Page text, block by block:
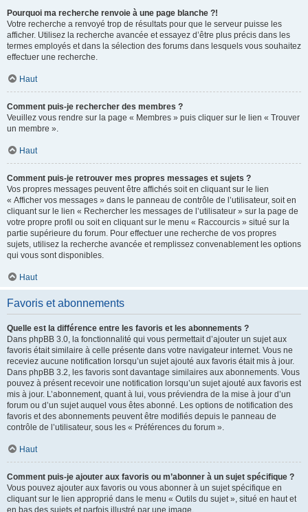
Pourquoi ma recherche renvoie à une page blanche ?!
Votre recherche a renvoyé trop de résultats pour que le serveur puisse les
afficher. Utilisez la recherche avancée et essayez d’être plus précis dans les
termes employés et dans la sélection des forums dans lesquels vous souhaitez
effectuer une recherche.
Haut
Comment puis-je rechercher des membres ?
Veuillez vous rendre sur la page « Membres » puis cliquer sur le lien « Trouver
un membre ».
Haut
Comment puis-je retrouver mes propres messages et sujets ?
Vos propres messages peuvent être affichés soit en cliquant sur le lien
« Afficher vos messages » dans le panneau de contrôle de l’utilisateur, soit en
cliquant sur le lien « Rechercher les messages de l’utilisateur » sur la page de
votre propre profil ou soit en cliquant sur le menu « Raccourcis » situé sur la
partie supérieure du forum. Pour effectuer une recherche de vos propres
sujets, utilisez la recherche avancée et remplissez convenablement les options
qui vous sont disponibles.
Haut
Favoris et abonnements
Quelle est la différence entre les favoris et les abonnements ?
Dans phpBB 3.0, la fonctionnalité qui vous permettait d’ajouter un sujet aux
favoris était similaire à celle présente dans votre navigateur internet. Vous ne
receviez aucune notification lorsqu’un sujet ajouté aux favoris était mis à jour.
Dans phpBB 3.2, les favoris sont davantage similaires aux abonnements. Vous
pouvez à présent recevoir une notification lorsqu’un sujet ajouté aux favoris est
mis à jour. L’abonnement, quant à lui, vous préviendra de la mise à jour d’un
forum ou d’un sujet auquel vous êtes abonné. Les options de notification des
favoris et des abonnements peuvent être modifiés depuis le panneau de
contrôle de l’utilisateur, sous les « Préférences du forum ».
Haut
Comment puis-je ajouter aux favoris ou m’abonner à un sujet spécifique ?
Vous pouvez ajouter aux favoris ou vous abonner à un sujet spécifique en
cliquant sur le lien approprié dans le menu « Outils du sujet », situé en haut et
en bas des sujets et parfois illustré par une image.